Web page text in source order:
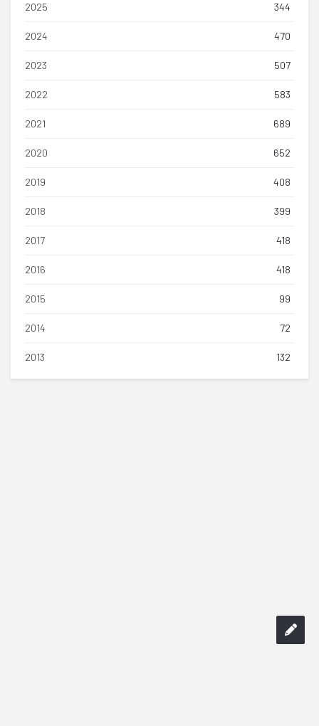
2025 344
2024 470
2023 507
2022 583
2021 689
2020 652
2019 408
2018 399
2017 418
2016 418
2015 99
2014 72
2013 132